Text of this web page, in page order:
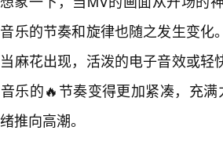
乐的节奏和旋律也随之发生变
麻花出现，活泼的电子音效或
乐的🔥节奏变得更加紧凑，充
推向高潮。